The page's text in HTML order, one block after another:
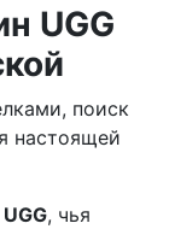
UGG
поиск
настоящей
UGG, чья